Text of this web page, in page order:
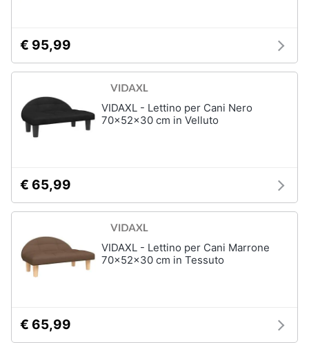
€ 95,99
VIDAXL - Lettino per Cani Nero
70x52x30 cm in Velluto
€ 65,99
VIDAXL - Lettino per Cani Marrone
70x52x30 cm in Tessuto
€ 65,99